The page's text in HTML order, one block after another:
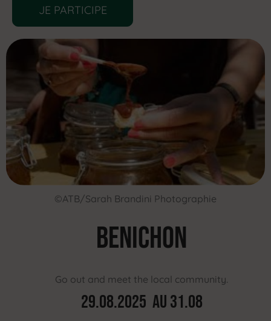
JE PARTICIPE
©ATB/Sarah Brandini Photographie
benichon
Go out and meet the local community.
29.08.2025 au 31.08